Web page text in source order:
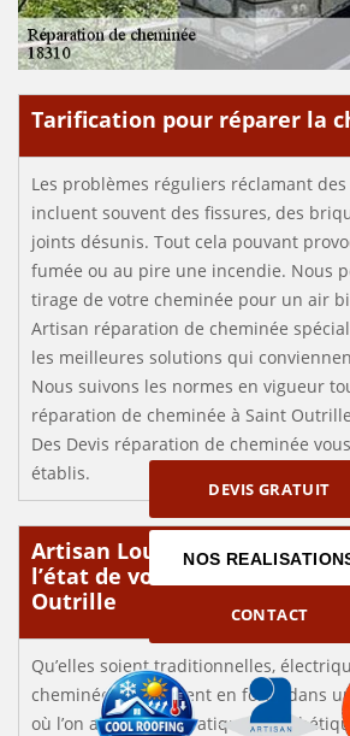
DEVIS GRATUIT
NOS
CONTACT
Tarification pour réparer la
Les problèmes réguliers réclamant
incluent souvent des fissures, des
joints désunis. Tout cela pouvant
fumée ou au pire une incendie. Nous
tirage de votre cheminée pour un air
Artisan réparation de cheminée
les meilleures solutions qui
Nous suivons les normes en vigueur
réparation de cheminée à Saint
Des Devis réparation de cheminée
établis.
Artisan Louis pour le
l’état de votre cheminée à
Outrille
Qu’elles soient traditionnelles,
cheminées reviennent en force dans
où l’on aime allier pratique et